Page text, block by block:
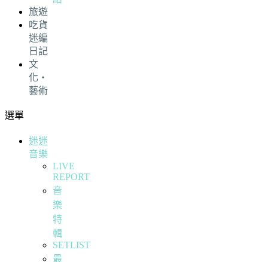
旅遊
吃貨
迷編
日記
文
化・
藝術
選單
迷迷
音樂
LIVE
REPORT
音
樂
特
輯
SETLIST
最